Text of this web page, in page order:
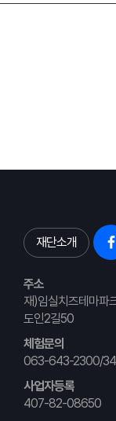
재단소개
주소
재)임실치즈테마파
도인2길50
체험문의
063-643-2300/
사업자등록
407-82-08650